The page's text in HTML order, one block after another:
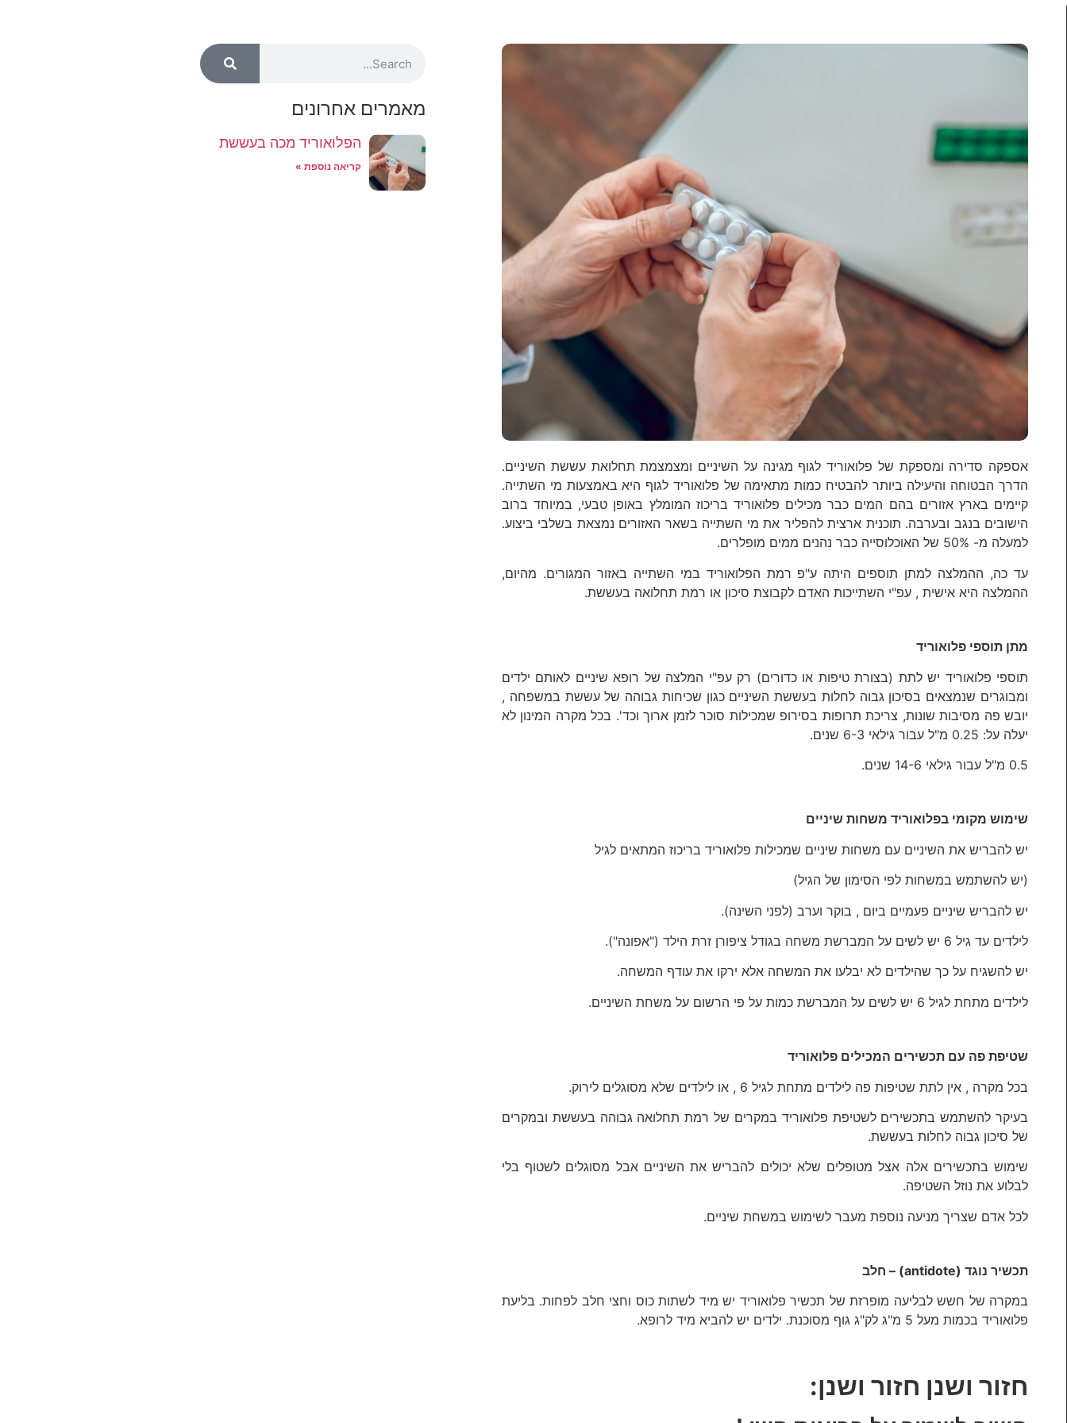
אספקה סדירה ומספקת של פלואוריד לגוף מגינה על השיניים ומצמצמת תחלואת עששת השיניים.
הדרך הבטוחה והיעילה ביותר להבטיח כמות מתאימה של פלואוריד לגוף היא באמצעות מי השתייה.
קיימים בארץ אזורים בהם המים כבר מכילים פלואוריד בריכוז המומלץ באופן טבעי, במיוחד ברוב
הישובים בנגב ובערבה. תוכנית ארצית להפליר את מי השתייה בשאר האזורים נמצאת בשלבי ביצוע.
למעלה מ- 50% של האוכלוסייה כבר נהנים ממים מופלרים.
עד כה, ההמלצה למתן תוספים היתה ע"פ רמת הפלואוריד במי השתייה באזור המגורים. מהיום,
ההמלצה היא אישית , עפ"י השתייכות האדם לקבוצת סיכון או רמת תחלואה בעששת.
מתן תוספי פלואוריד
תוספי פלואוריד יש לתת (בצורת טיפות או כדורים) רק עפ"י המלצה של רופא שיניים לאותם ילדים
ומבוגרים שנמצאים בסיכון גבוה לחלות בעששת השיניים כגון שכיחות גבוהה של עששת במשפחה ,
יובש פה מסיבות שונות, צריכת תרופות בסירופ שמכילות סוכר לזמן ארוך וכד'. בכל מקרה המינון לא
יעלה על: 0.25 מ"ל עבור גילאי 6-3 שנים.
0.5 מ"ל עבור גילאי 14-6 שנים.
שימוש מקומי בפלואוריד משחות שיניים
יש להבריש את השיניים עם משחות שיניים שמכילות פלואוריד בריכוז המתאים לגיל
(יש להשתמש במשחות לפי הסימון של הגיל)
יש להבריש שיניים פעמיים ביום , בוקר וערב (לפני השינה).
לילדים עד גיל 6 יש לשים על המברשת משחה בגודל ציפורן זרת הילד ("אפונה").
יש להשגיח על כך שהילדים לא יבלעו את המשחה אלא ירקו את עודף המשחה.
לילדים מתחת לגיל 6 יש לשים על המברשת כמות על פי הרשום על משחת השיניים.
שטיפת פה עם תכשירים המכילים פלואוריד
בכל מקרה , אין לתת שטיפות פה לילדים מתחת לגיל 6 , או לילדים שלא מסוגלים לירוק.
בעיקר להשתמש בתכשירים לשטיפת פלואוריד במקרים של רמת תחלואה גבוהה בעששת ובמקרים
של סיכון גבוה לחלות בעששת.
שימוש בתכשירים אלה אצל מטופלים שלא יכולים להבריש את השיניים אבל מסוגלים לשטוף בלי
לבלוע את נוזל השטיפה.
לכל אדם שצריך מניעה נוספת מעבר לשימוש במשחת שיניים.
תכשיר נוגד (antidote) – חלב
במקרה של חשש לבליעה מופרזת של תכשיר פלואוריד יש מיד לשתות כוס וחצי חלב לפחות. בליעת
פלואוריד בכמות מעל 5 מ"ג לק"ג גוף מסוכנת. ילדים יש להביא מיד לרופא.
חזור ושנן חזור ושנן:
מאמרים אחרונים
הפלואוריד מכה בעששת
קריאה נוספת »